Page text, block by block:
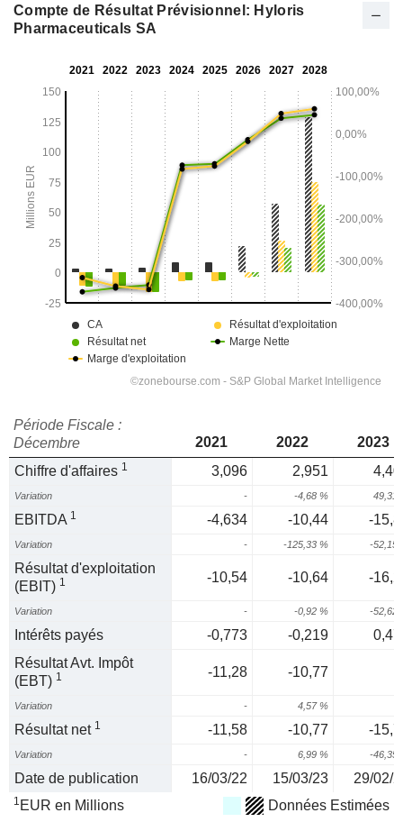
Compte de Résultat Prévisionnel: Hyloris
Pharmaceuticals SA
Période Fiscale :
Décembre
2021 2022
2023
Chiffre d'affaires 1 3,096 2,951
Variation - -4,68 % 49,31
EBITDA 1 -4,634 -10,44 -
Variation - -125,33 % -52,15
Résultat d'exploitation
(EBIT) 1 -10,54 -10,64 -
Variation - -0,92 % -52,62
Intérêts payés -0,773 -0,219
Résultat Avt. Impôt
(EBT) 1 -11,28 -10,77
Variation - 4,57 %
Résultat net 1 -11,58 -10,77 -
Variation - 6,99 % -46,35
Date de publication 16/03/22 15/03/23 29/02/
1 EUR en Millions Données Estimées